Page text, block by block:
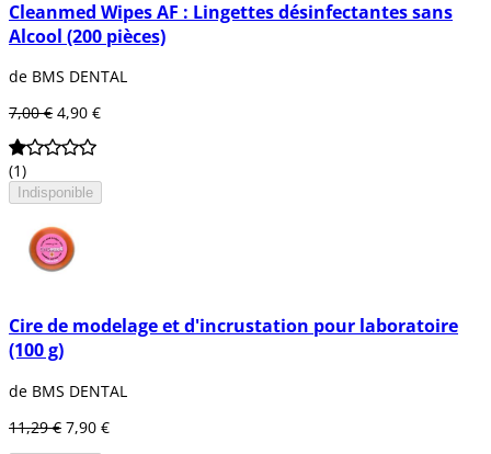
Cleanmed Wipes AF : Lingettes désinfectantes sans
Alcool (200 pièces)
de BMS DENTAL
7,00 € 4,90 €
(1)
Indisponible
Cire de modelage et d'incrustation pour laboratoire
(100 g)
de BMS DENTAL
11,29 € 7,90 €